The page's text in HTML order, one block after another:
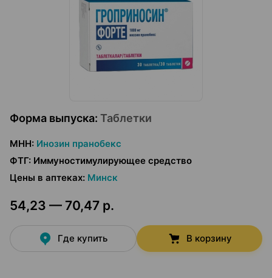
Форма выпуска: Таблетки
МНН: Инозин пранобекс
ФТГ: Иммуностимулирующее средство
Цены в аптеках: Минск
54,23 — 70,47 р.
Где купить В корзину